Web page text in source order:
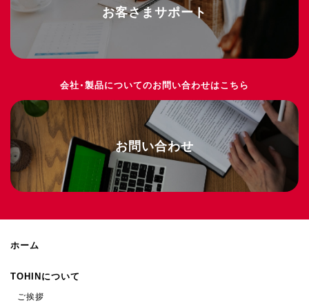
お客さまサポート
会社・製品についてのお問い合わせはこちら
お問い合わせ
ホーム
TOHINについて
ご挨拶